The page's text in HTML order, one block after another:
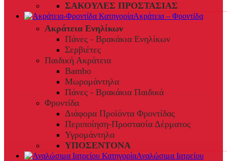
ΣΑΚΟΎΛΕΣ ΠΡΟΣΤΑΣΊΑΣ
Ακράτεια – Φροντίδα
Ακράτεια Ενηλίκων
Πάνες - Βρακάκια Ενηλίκων
Σερβιέτες
Παιδική Ακράτεια
Bambo
Μωρομάντηλα
Πάνες - Βρακάκια Παιδικά
Φροντίδα
Διάφορα Προϊόντα Φροντίδας
Περιποίηση-Προστασία Δέρματος
Υγρομάντηλα
ΥΠΟΣΕΝΤΟΝΑ
Αναλώσιμα Ιατρείου